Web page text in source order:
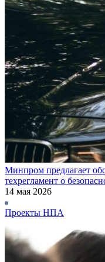
Минпром предлагает
техрегламент о
14 мая 2026
Проекты НПА